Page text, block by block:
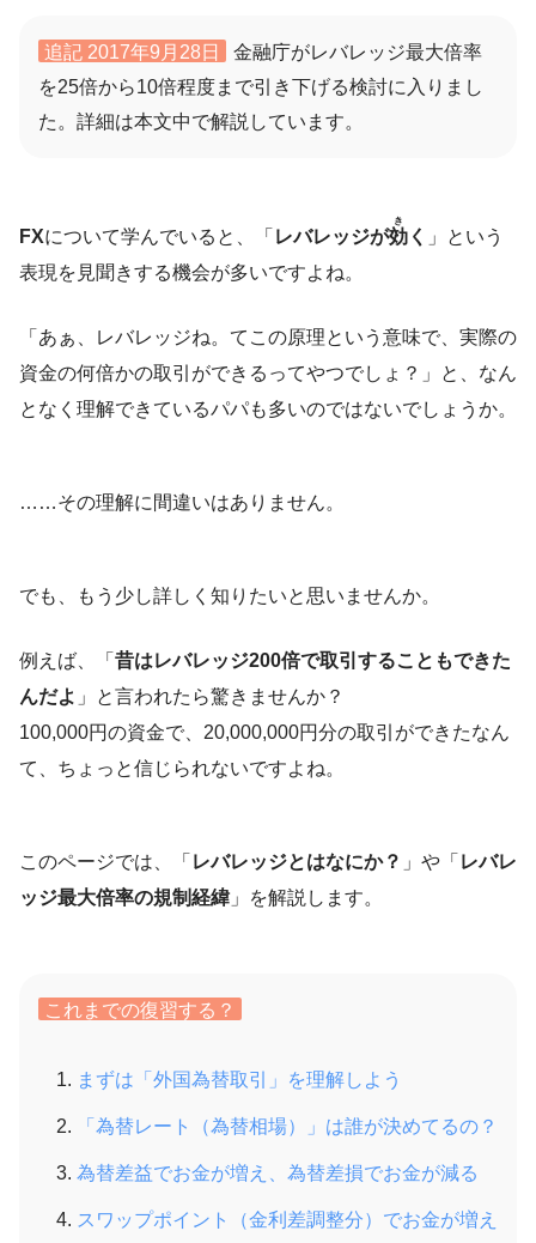
追記 2017年9月28日
金融庁がレバレッジ最大倍率
を25倍から10倍程度まで引き下げる検討に入りまし
た。詳細は本文中で解説しています。
FXについて学んでいると、「 レバレッジが効
き
く 」という
表現を見聞きする機会が多いですよね。
「あぁ、レバレッジね。てこの原理という意味で、実際の
資金の何倍かの取引ができるってやつでしょ？」と、なん
となく理解できているパパも多いのではないでしょうか。
……その理解に間違いはありません。
でも、もう少し詳しく知りたいと思いませんか。
例えば、「 昔はレバレッジ200倍で取引することもできた
んだよ 」と言われたら驚きませんか？
100,000円の資金で、20,000,000円分の取引ができたなん
て、ちょっと信じられないですよね。
このページでは、「 レバレッジとはなにか？ 」や「 レバレ
ッジ最大倍率の規制経緯」を解説します。
これまでの復習する？
まずは「外国為替取引」を理解しよう
「為替レート（為替相場）」は誰が決めてるの？
為替差益でお金が増え、為替差損でお金が減る
スワップポイント（金利差調整分）でお金が増え